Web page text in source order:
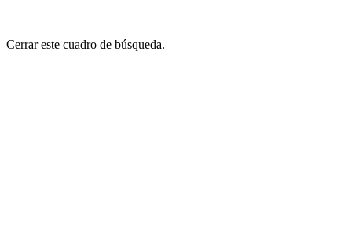
Cerrar este cuadro de búsqueda.